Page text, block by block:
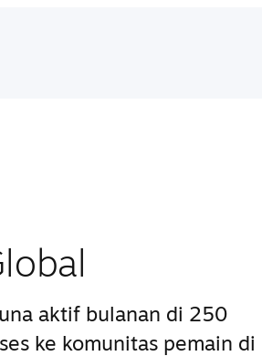
aktif bulanan di 250
ke komunitas pemain di